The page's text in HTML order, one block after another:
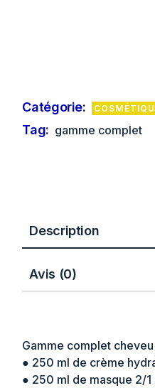
Catégorie:
Tag: gamme complet
Description
Avis (0)
Gamme complet
● 250 ml de crème
● 250 ml de masque 2/